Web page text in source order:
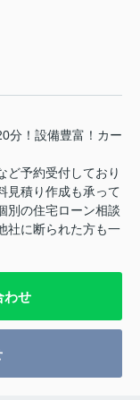
分！設備豊富！カー
ど予約受付しており
見積り作成も承って
別の住宅ローン相談
社に断られた方も一
わせ